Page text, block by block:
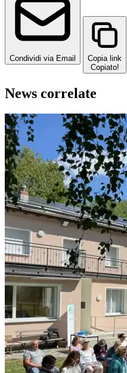
Condividi via Email
Copia link
Copiato!
News correlate